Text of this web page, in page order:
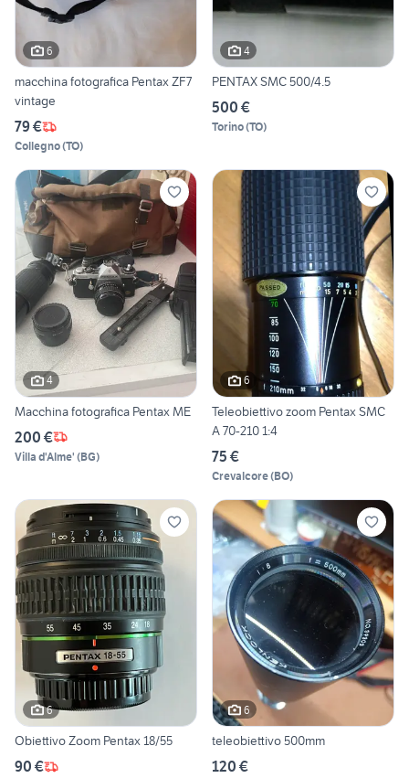
6
macchina fotografica Pentax ZF7
vintage
79 €
Collegno(TO)
4
PENTAX SMC 500/4.5
500 €
Torino(TO)
4
Macchina fotografica Pentax ME
200 €
Villa d'Alme' (BG)
6
Teleobiettivo zoom Pentax SMC
A 70-210 1:4
75 €
Crevalcore(BO)
6
Obiettivo Zoom Pentax 18/55
90 €
6
teleobiettivo 500mm
120 €